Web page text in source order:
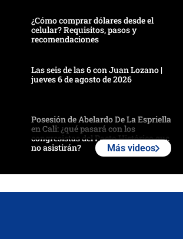
¿Cómo comprar dólares desde el
celular? Requisitos, pasos y
recomendaciones
Las seis de las 6 con Juan Lozano |
jueves 6 de agosto de 2026
Posesión de Abelardo De La Espriella
en Cali: ¿qué pasará con los
congresistas del Pacto Histórico que
no asistirán?
Más videos